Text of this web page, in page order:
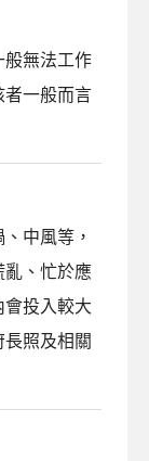
無法工作
者一般而言
中風等，
、忙於應
投入較大
照及相關